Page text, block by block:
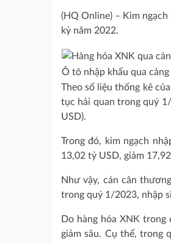
(HQ Online) – Kim
kỳ năm 2022.
Ô tô nhập khẩu qua
Theo số liệu thống kê
tục hải quan trong quý
USD).
Trong đó, kim ngạch
13,02 tỷ USD, giảm
Như vậy, cán cân
trong quý 1/2023, nhập
Do hàng hóa XNK trong
giảm sâu. Cụ thể, trong